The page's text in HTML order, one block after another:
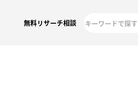
無料リサーチ相談